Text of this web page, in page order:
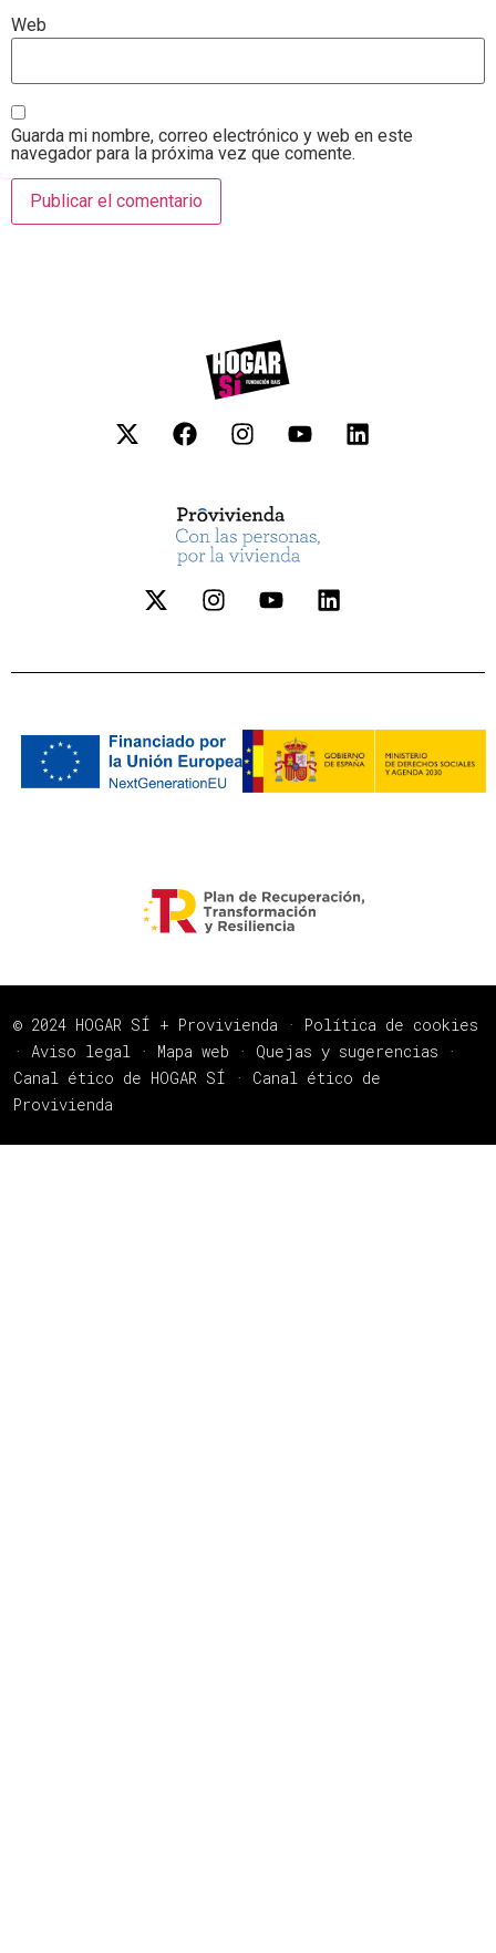
Web
Guarda mi nombre, correo electrónico y web en este
navegador para la próxima vez que comente.
© 2024 HOGAR SÍ + Provivienda · Política de cookies
· Aviso legal · Mapa web · Quejas y sugerencias ·
Canal ético de HOGAR SÍ · Canal ético de
Provivienda